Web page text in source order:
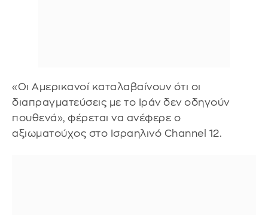
«Οι Αμερικανοί καταλαβαίνουν ότι οι
διαπραγματεύσεις με το Ιράν δεν οδηγούν
πουθενά», φέρεται να ανέφερε ο
αξιωματούχος στο Ισραηλινό Channel 12.